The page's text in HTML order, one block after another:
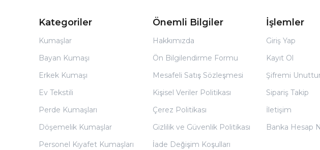
Kategoriler
Kumaşlar
Bayan Kumaşı
Erkek Kumaşı
Ev Tekstili
Perde Kumaşları
Döşemelik Kumaşlar
Personel Kıyafet Kumaşları
Önemli Bilgiler
Hakkımızda
Ön Bilgilendirme Formu
Mesafeli Satış Sözleşmesi
Kişisel Veriler Politikası
Çerez Politikası
Gizlilik ve Güvenlik Politikası
İade Değişim Koşulları
İşlemler
Giriş Yap
Kayıt Ol
Şifremi
Sipariş Takip
İletişim
Banka Hesap